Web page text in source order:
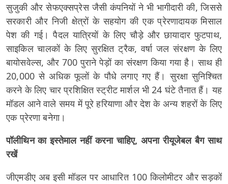
सुजुकी और सेफएक्सप्रेस जैसी कंपनियों ने भी भागीदारी की, जिससे
सरकारी और निजी क्षेत्रों के सहयोग की एक प्रेरणादायक मिसाल
पेश की गई। पैदल यात्रियों के लिए चौड़े और छायादार फुटपाथ,
साइकिल चालकों के लिए सुरक्षित ट्रैक, वर्षा जल संरक्षण के लिए
बायोसवेल्स, और 700 पुराने पेड़ों का संरक्षण किया गया है। साथ ही
20,000 से अधिक फूलों के पौधे लगाए गए हैं। सुरक्षा सुनिश्चित
करने के लिए चार प्रशिक्षित स्ट्रीट मार्शल भी 24 घंटे तैनात हैं। यह
मॉडल आने वाले समय में पूरे हरियाणा और देश के अन्य शहरों के लिए
एक प्रेरणा बनेगा।
पॉलीथिन का इस्तेमाल नहीं करना चाहिए, अपना रीयूजेबल बैग साथ
रखें
जीएमडीए अब इसी मॉडल पर आधारित 100 किलोमीटर और सड़कों